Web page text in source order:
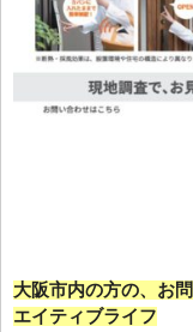
大阪市内の方の、お
エイティブライフ